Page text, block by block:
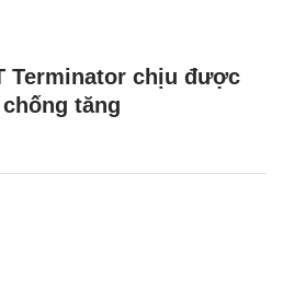
Terminator chịu được
tăng